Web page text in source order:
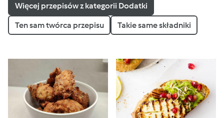
Więcej przepisów z kategorii Dodatki
Ten sam twórca przepisu Takie same składniki